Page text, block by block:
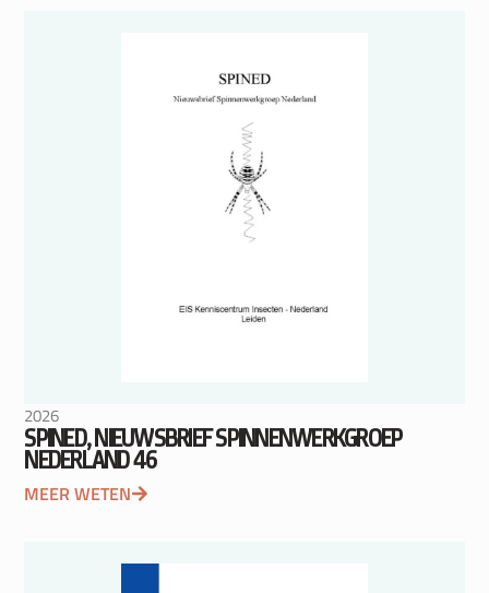
2026
SPINED, NIEUWSBRIEF SPINNENWERKGROEP
NEDERLAND 46
MEER WETEN